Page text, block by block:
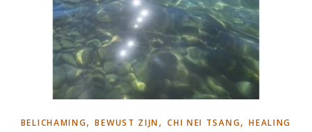
BELICHAMING,BEWUST ZIJN,CHI NEI TSANG,HEALING